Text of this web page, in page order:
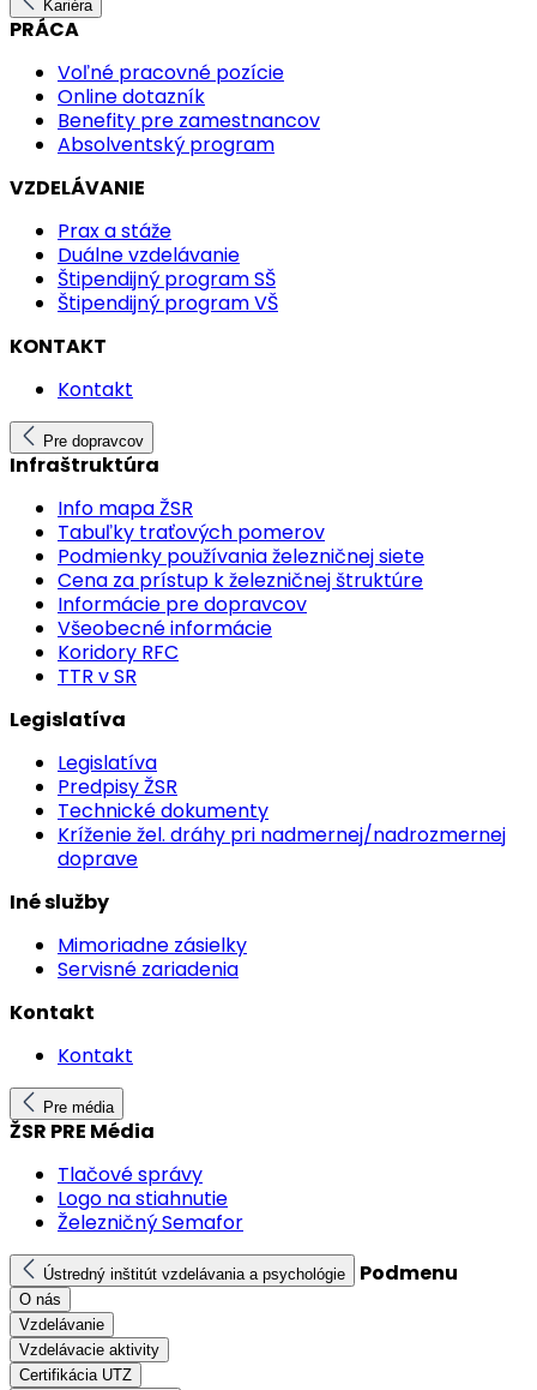
Kariéra
PRÁCA
Voľné pracovné pozície
Online dotazník
Benefity pre zamestnancov
Absolventský program
VZDELÁVANIE
Prax a stáže
Duálne vzdelávanie
Štipendijný program SŠ
Štipendijný program VŠ
KONTAKT
Kontakt
Pre dopravcov
Infraštruktúra
Info mapa ŽSR
Tabuľky traťových pomerov
Podmienky používania železničnej siete
Cena za prístup k železničnej štruktúre
Informácie pre dopravcov
Všeobecné informácie
Koridory RFC
TTR v SR
Legislatíva
Legislatíva
Predpisy ŽSR
Technické dokumenty
Kríženie žel. dráhy pri nadmernej/nadrozmernej
doprave
Iné služby
Mimoriadne zásielky
Servisné zariadenia
Kontakt
Kontakt
Pre média
ŽSR PRE Média
Tlačové správy
Logo na stiahnutie
Železničný Semafor
Ústredný inštitút vzdelávania a psychológie Podmenu
O nás
Vzdelávanie
Vzdelávacie aktivity
Certifikácia UTZ